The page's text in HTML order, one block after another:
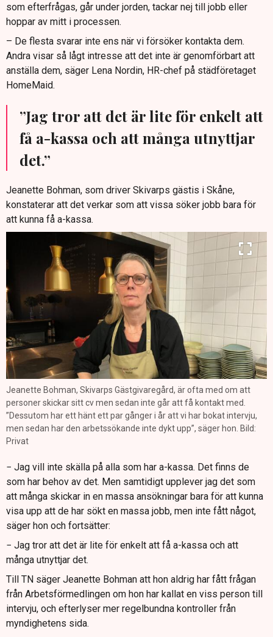
som efterfrågas, går under jorden, tackar nej till jobb eller
hoppar av mitt i processen.
– De flesta svarar inte ens när vi försöker kontakta dem.
Andra visar så lågt intresse att det inte är genomförbart att
anställa dem, säger Lena Nordin, HR-chef på städföretaget
HomeMaid.
”Jag tror att det är lite för enkelt att
få a-kassa och att många utnyttjar
det.”
Jeanette Bohman, som driver Skivarps gästis i Skåne,
konstaterar att det verkar som att vissa söker jobb bara för
att kunna få a-kassa.
Jeanette Bohman, Skivarps Gästgivaregård, är ofta med om att
personer skickar sitt cv men sedan inte går att få kontakt med.
”Dessutom har ett hänt ett par gånger i år att vi har bokat intervju,
men sedan har den arbetssökande inte dykt upp”, säger hon. Bild:
Privat
− Jag vill inte skälla på alla som har a-kassa. Det finns de
som har behov av det. Men samtidigt upplever jag det som
att många skickar in en massa ansökningar bara för att kunna
visa upp att de har sökt en massa jobb, men inte fått något,
säger hon och fortsätter:
− Jag tror att det är lite för enkelt att få a-kassa och att
många utnyttjar det.
Till TN säger Jeanette Bohman att hon aldrig har fått frågan
från Arbetsförmedlingen om hon har kallat en viss person till
intervju, och efterlyser mer regelbundna kontroller från
myndighetens sida.